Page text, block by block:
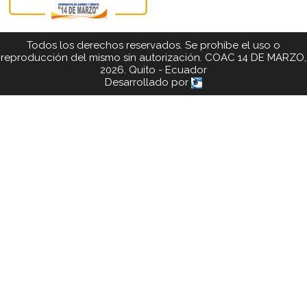
Todos los derechos reservados. Se prohibe el uso o
reproducción del mismo sin autorización. COAC 14 DE MARZO,
2026. Quito - Ecuador
Desarrollado por